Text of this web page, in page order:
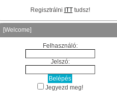
Regisztrálni ITTtudsz!
[Welcome]
Felhasználó:
Jelszó:
Jegyezd meg!